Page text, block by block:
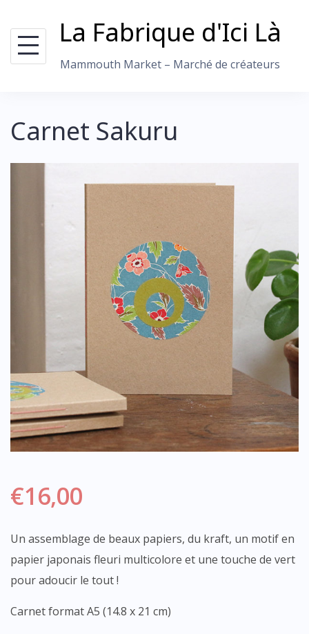
to
content
La Fabrique d'Ici Là
Mammouth Market – Marché de créateurs
Carnet Sakuru
€16,00
Un assemblage de beaux papiers, du kraft, un motif en
papier japonais fleuri multicolore et une touche de vert
pour adoucir le tout !
Carnet format A5 (14.8 x 21 cm)